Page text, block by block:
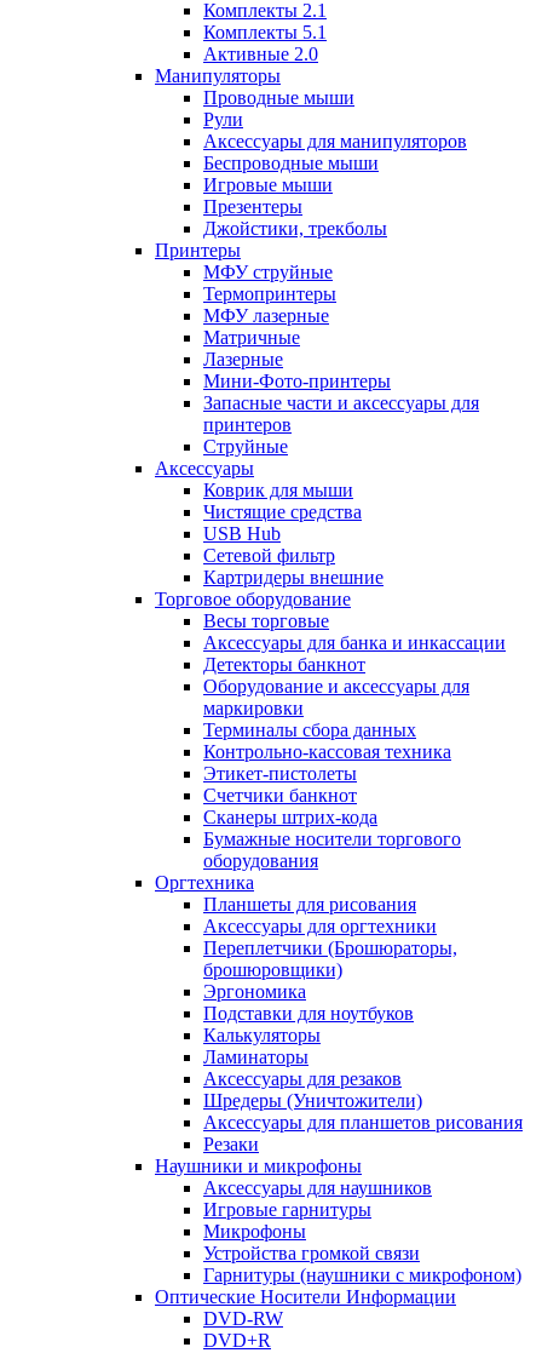
Комплекты 2.1
Комплекты 5.1
Активные 2.0
Манипуляторы
Проводные мыши
Рули
Аксессуары для манипуляторов
Беспроводные мыши
Игровые мыши
Презентеры
Джойстики, трекболы
Принтеры
МФУ струйные
Термопринтеры
МФУ лазерные
Матричные
Лазерные
Мини-Фото-принтеры
Запасные части и аксессуары для
принтеров
Струйные
Аксессуары
Коврик для мыши
Чистящие средства
USB Hub
Сетевой фильтр
Картридеры внешние
Торговое оборудование
Весы торговые
Аксессуары для банка и инкассации
Детекторы банкнот
Оборудование и аксессуары для
маркировки
Терминалы сбора данных
Контрольно-кассовая техника
Этикет-пистолеты
Счетчики банкнот
Сканеры штрих-кода
Бумажные носители торгового
оборудования
Оргтехника
Планшеты для рисования
Аксессуары для оргтехники
Переплетчики (Брошюраторы,
брошюровщики)
Эргономика
Подставки для ноутбуков
Калькуляторы
Ламинаторы
Аксессуары для резаков
Шредеры (Уничтожители)
Аксессуары для планшетов рисования
Резаки
Наушники и микрофоны
Аксессуары для наушников
Игровые гарнитуры
Микрофоны
Устройства громкой связи
Гарнитуры (наушники с микрофоном)
Оптические Носители Информации
DVD-RW
DVD+R